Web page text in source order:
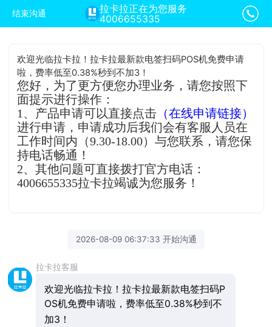
结束沟通
拉卡拉正在为您服务
4006655335
欢迎光临拉卡拉！拉卡拉最新款电签扫码POS机免费申请
啦，费率低至0.38%秒到不加3！
您好，为了更方便您办理业务，请您按照下
面提示进行操作：
1、产品申请可以直接点击 （在线申请链接）
进行申请，申请成功后我们会有客服人员在
工作时间内（9.30-18.00）与您联系，请您保
持电话畅通！
2、其他问题可直接拨打官方电话：
4006655335拉卡拉竭诚为您服务！
2026-08-09 06:37:33 开始沟通
拉卡拉客服
欢迎光临拉卡拉！拉卡拉最新款电签扫码P
OS机免费申请啦，费率低至0.38%秒到不
加3！